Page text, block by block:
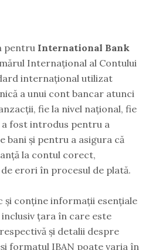
pentru International Bank
Internațional al Contului
internațional utilizat
a unui cont bancar atunci
fie la nivel național, fie
fost introdus pentru a
și pentru a asigura că
la contul corect,
erori în procesul de plată.
și conține informații esențiale
țara în care este
și detalii despre
formatul IBAN poate varia în